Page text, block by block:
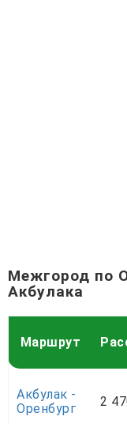
Межгород по
Акбулака
Маршрут
Акбулак -
Оренбург
2